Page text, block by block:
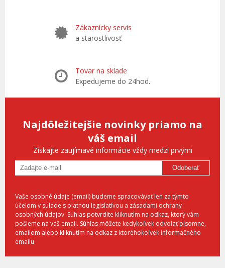
Zákaznícky servis
a starostlivosť
Tovar na sklade
Expedujeme do 24hod.
Najdôležitejšie novinky priamo na
váš email
Získajte zaujímavé informácie vždy medzi prvými
Odoberať
Vaše osobné údaje (email) budeme spracovávať len za týmto
účelom v súlade s platnou legislatívou a zásadami ochrany
osobných údajov. Súhlas potvrdíte kliknutím na odkaz, ktorý vám
pošleme na váš email. Súhlas môžete kedykoľvek odvolať písomne,
emailom alebo kliknutím na odkaz z ktoréhokoľvek informačného
emailu.